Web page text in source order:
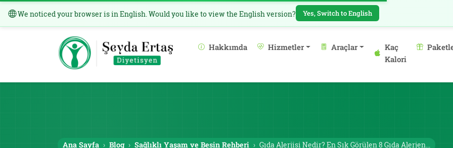
We noticed your browser is in English. Would you like to view the English version? Yes, Switch to English
Hakkımda Hizmetler Araçlar
Kaç
Kalori
Ana Sayfa Blog Sağlıklı Yaşam ve Besin Rehberi Gıda Alerjisi Nedir? En Sık Görülen 8 Gıda Alerjen...